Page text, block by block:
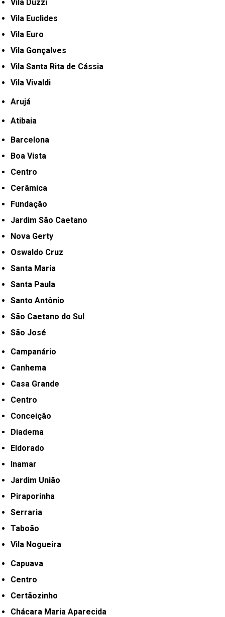
Vila Duzzi
Vila Euclides
Vila Euro
Vila Gonçalves
Vila Santa Rita de Cássia
Vila Vivaldi
Arujá
Atibaia
Barcelona
Boa Vista
Centro
Cerâmica
Fundação
Jardim São Caetano
Nova Gerty
Oswaldo Cruz
Santa Maria
Santa Paula
Santo Antônio
São Caetano do Sul
São José
Campanário
Canhema
Casa Grande
Centro
Conceição
Diadema
Eldorado
Inamar
Jardim União
Piraporinha
Serraria
Taboão
Vila Nogueira
Capuava
Centro
Certãozinho
Chácara Maria Aparecida